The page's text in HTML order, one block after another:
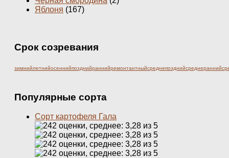
Яблоня (167)
Срок созревания
зимнийлетнийосеннийпозднийраннийремонтантныйсреднепозднийсреднеранний
Популярные сорта
Сорт картофеля Гала